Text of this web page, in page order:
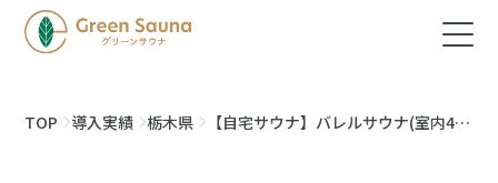
TOP 導入実績 栃木県
【自宅サウナ】バレルサウナ(室内4名